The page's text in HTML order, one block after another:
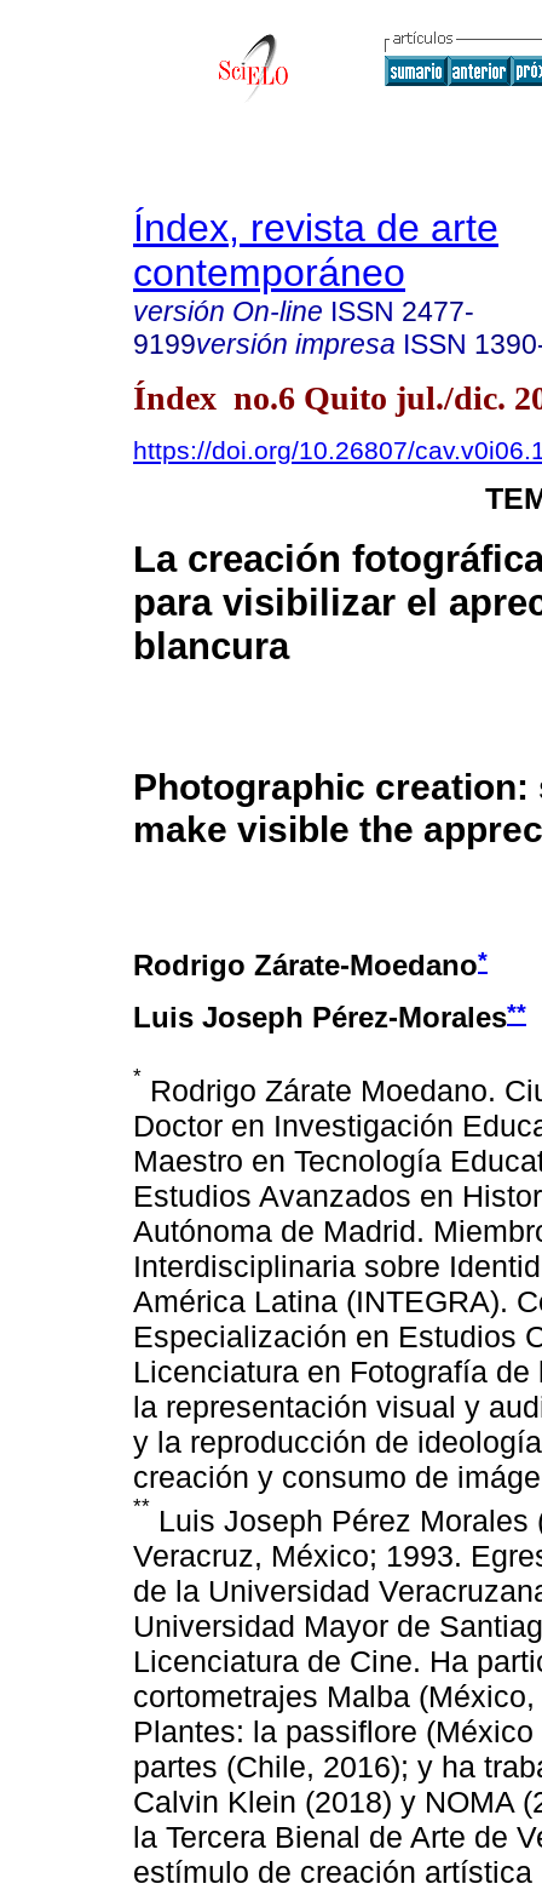
Índex, revista de arte
contemporáneo
versión On-line ISSN 2477-
9199versión impresa ISSN
Índex no.6 Quito jul./dic.
https://doi.org/10.26807/
La creación
para visibilizar el
blancura
Photographic creation:
make visible the
Rodrigo Zárate-Moedano*
Luis Joseph Pérez-Morales**
* Rodrigo Zárate Moedano.
Doctor en Investigación
Maestro en Tecnología
Estudios Avanzados en
Autónoma de Madrid.
Interdisciplinaria sobre
América Latina (INTEGRA).
Especialización en Estudios
Licenciatura en Fotografía
la representación visual y
y la reproducción de
creación y consumo de
** Luis Joseph Pérez
Veracruz, México; 1993.
de la Universidad
Universidad Mayor de
Licenciatura de Cine. Ha
cortometrajes Malba
Plantes: la passiflore
partes (Chile, 2016); y ha
Calvin Klein (2018) y NOMA
la Tercera Bienal de Arte de
estímulo de creación artística